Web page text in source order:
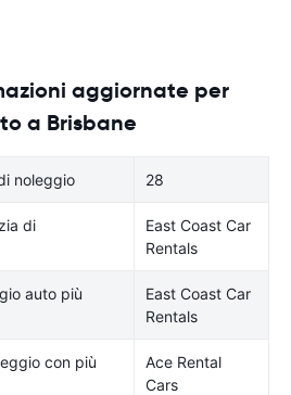
aggiornate per
a Brisbane
noleggio 28
di
East Coast Car
Rentals
auto più
East Coast Car
Rentals
con più
Ace Rental
Cars